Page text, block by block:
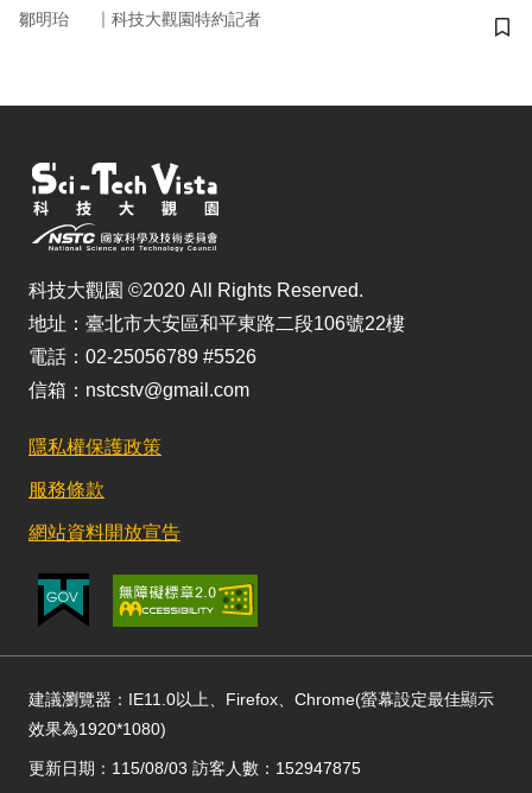
鄒明珆 ｜ 科技大觀園特約記者
儲
科技大觀園 ©2020 All Rights Reserved.
地址：臺北市大安區和平東路二段106號22樓
電話：02-25056789 #5526
信箱：nstcstv@gmail.com
隱私權保護政策
服務條款
網站資料開放宣告
建議瀏覽器：IE11.0以上、Firefox、Chrome(螢幕設定最佳顯示
效果為1920*1080)
更新日期：115/08/03 訪客人數：152947875